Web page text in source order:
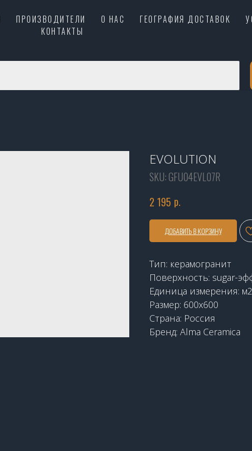
ПРОИЗВОДИТЕЛИ О НАС ГЕОГРАФИЯ ДОСТАВОК
КОНТАКТЫ
EVOLUTION
SKU:GFU04EVL07R
2 195 р.
ДОБАВИТЬ В КОРЗИНУ
Тип: керамогранит
Поверхность: sugar-
Единица измерения: м2
Размер: 600x600
Страна: Россия
Бренд: Alma Ceramica